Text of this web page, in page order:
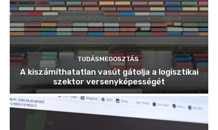
TUDÁSMEGOSZTÁS
A kiszámíthatatlan vasút gátolja a logisztikai
szektor versenyképességét